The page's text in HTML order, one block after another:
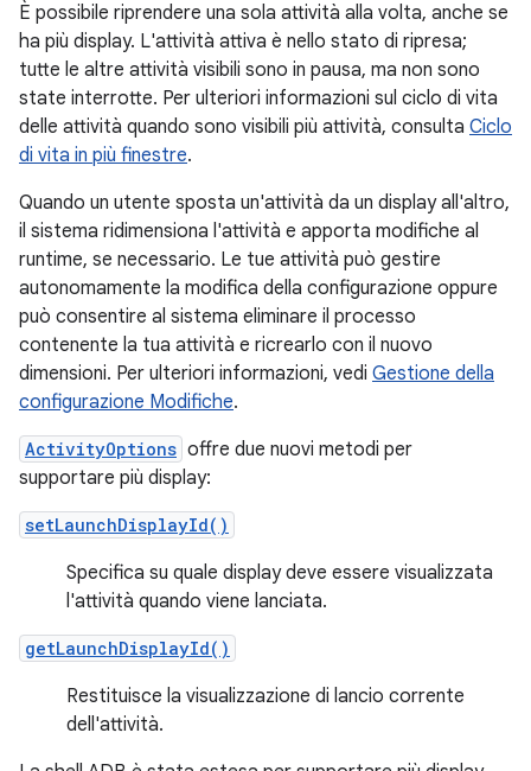
È possibile riprendere una sola attività alla volta, anche se
ha più display. L'attività attiva è nello stato di ripresa;
tutte le altre attività visibili sono in pausa, ma non sono
state interrotte. Per ulteriori informazioni sul ciclo di vita
delle attività quando sono visibili più attività, consulta Ciclo
di vita in più finestre.
Quando un utente sposta un'attività da un display all'altro,
il sistema ridimensiona l'attività e apporta modifiche al
runtime, se necessario. Le tue attività può gestire
autonomamente la modifica della configurazione oppure
può consentire al sistema eliminare il processo
contenente la tua attività e ricrearlo con il nuovo
dimensioni. Per ulteriori informazioni, vedi Gestione della
configurazione Modifiche.
ActivityOptions offre due nuovi metodi per
supportare più display:
setLaunchDisplayId()
Specifica su quale display deve essere visualizzata
l'attività quando viene lanciata.
getLaunchDisplayId()
Restituisce la visualizzazione di lancio corrente
dell'attività.